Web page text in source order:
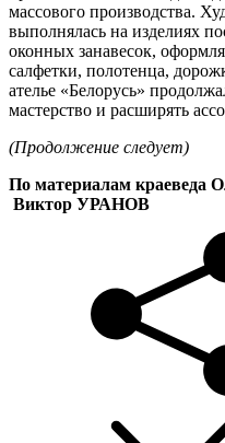
массового производства.
выполнялась на изделиях
оконных занавесок,
салфетки, полотенца,
ателье «Белорусь»
мастерство и расширять
(Продолжение следует)
По материалам краеведа
Виктор УРАНОВ